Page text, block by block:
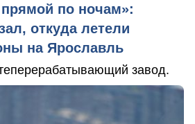
по ночам»:
откуда летели
на Ярославль
завод.